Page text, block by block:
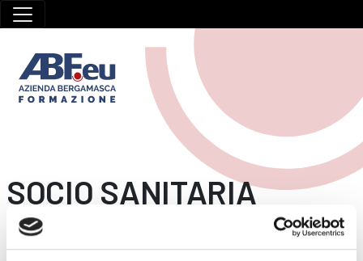
SOCIO SANITARIA
SOCIO SANITARIA